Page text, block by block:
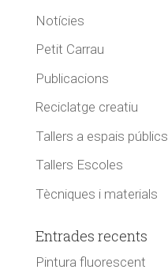
Notícies
Petit Carrau
Publicacions
Reciclatge creatiu
Tallers a espais públics
Tallers Escoles
Tècniques i materials
Entrades recents
Pintura fluorescent